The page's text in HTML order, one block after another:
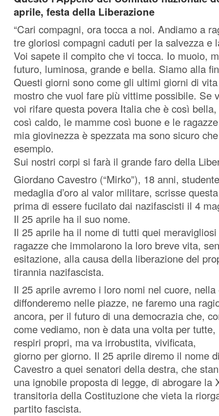
aprile, festa della Liberazione
“Cari compagni, ora tocca a noi. Andiamo a
tre gloriosi compagni caduti per la salvezza e
Voi sapete il compito che vi tocca. Io muoio,
futuro, luminosa, grande e bella. Siamo alla
Questi giorni sono come gli ultimi giorni di
mostro che vuol fare più vittime possibile. Se
voi rifare questa povera Italia che è così
così caldo, le mamme così buone e le
mia giovinezza è spezzata ma sono sicuro
esempio.
Sui nostri corpi si farà il grande faro della
Giordano Cavestro (“Mirko”), 18 anni,
medaglia d’oro al valor militare, scrisse
prima di essere fucilato dai nazifascisti il 4
Il 25 aprile ha il suo nome.
Il 25 aprile ha il nome di tutti quei
ragazze che immolarono la loro breve vita,
esitazione, alla causa della liberazione del
tirannia nazifascista.
Il 25 aprile avremo i loro nomi nel cuore,
diffonderemo nelle piazze, ne faremo una
ancora, per il futuro di una democrazia che,
come vediamo, non è data una volta per
respiri propri, ma va irrobustita, vivificata,
giorno per giorno. Il 25 aprile diremo il nome
Cavestro a quei senatori della destra, che
una ignobile proposta di legge, di abrogare la
transitoria della Costituzione che vieta la
partito fascista.